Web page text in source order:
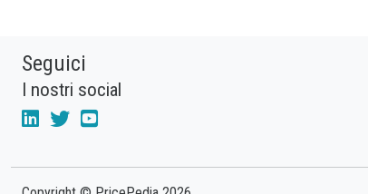
Seguici
I nostri social